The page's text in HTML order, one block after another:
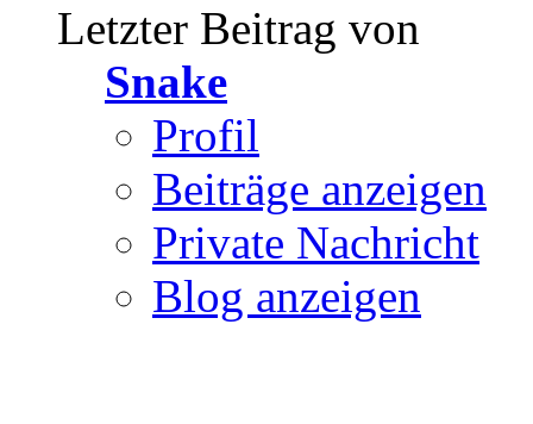
Letzter Beitrag von
Snake
Profil
Beiträge anzeigen
Private Nachricht
Blog anzeigen